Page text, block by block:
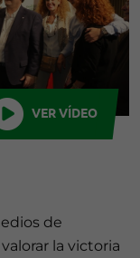
VER VÍDEO
de
la victoria